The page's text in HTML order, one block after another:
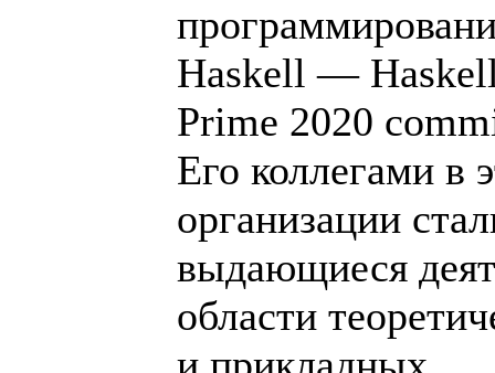
Haskell —
Prime 2020
Его коллегами в
организации
выдающиеся
области